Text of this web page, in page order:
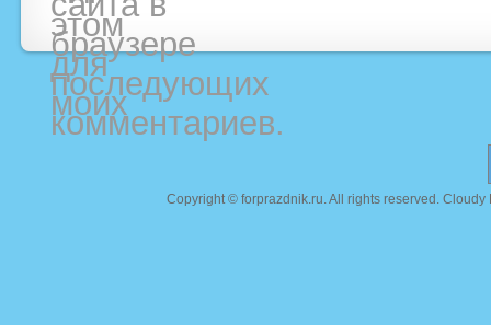
этом
браузере
для
последующих
моих
комментариев.
Copyright © forprazdnik.ru. All rights reserved.